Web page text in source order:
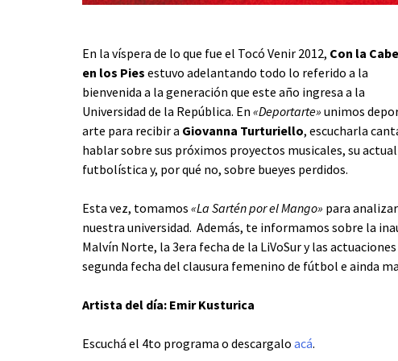
En la víspera de lo que fue el Tocó Venir 2012, Con la
en los Pies estuvo adelantando todo lo referido a la
bienvenida a la generación que este año ingresa a la
Universidad de la República. En «Deportarte» unimos
arte para recibir a Giovanna Turturiello, escucharla
hablar sobre sus próximos proyectos musicales, su
futbolística y, por qué no, sobre bueyes perdidos.
Esta vez, tomamos «La Sartén por el Mango» para
nuestra universidad. Además, te informamos sobre la
Malvín Norte, la 3era fecha de la LiVoSur y las
segunda fecha del clausura femenino de fútbol e ainda
Artista del día: Emir Kusturica
Escuchá el 4to programa o descargalo acá.